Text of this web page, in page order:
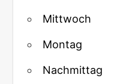
Mittwoch
Montag
Nachmittag